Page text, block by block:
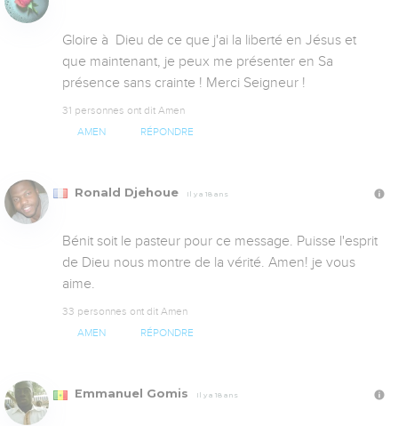
Gloire à  Dieu de ce que j'ai la liberté en Jésus et
que maintenant, je peux me présenter en Sa
présence sans crainte ! Merci Seigneur !
31 personnes ont dit Amen
AMEN RÉPONDRE
Ronald Djehoue Il y a 18 ans
Bénit soit le pasteur pour ce message. Puisse l'esprit
de Dieu nous montre de la vérité. Amen! je vous
aime.
33 personnes ont dit Amen
AMEN RÉPONDRE
Emmanuel Gomis Il y a 18 ans